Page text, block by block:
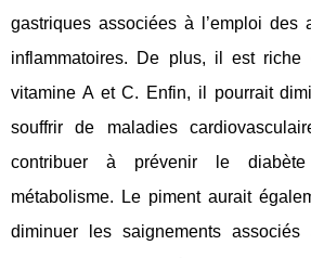
gastriques associées à l’emploi des
inflammatoires. De plus, il est
vitamine A et C. Enfin, il pourrait
souffrir de maladies
contribuer à prévenir le
métabolisme. Le piment aurait
diminuer les saignements associés